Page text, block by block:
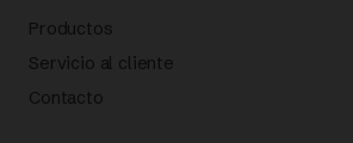
Productos
Servicio al cliente
Contacto